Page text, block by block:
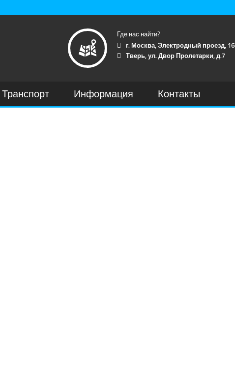
Где нас найти?
г. Москва, Электродный проезд, 16
Тверь, ул. Двор Пролетарки, д.7
Транспорт Информация Контакты